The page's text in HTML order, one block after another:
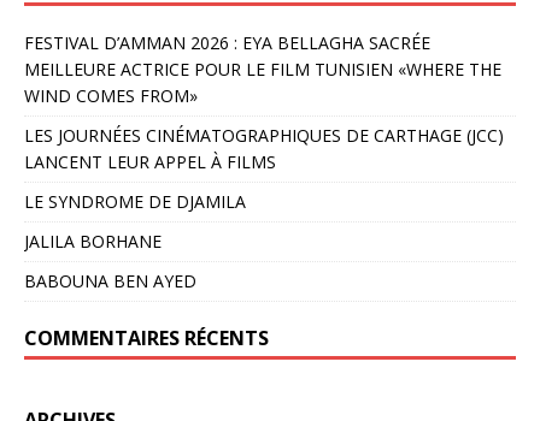
FESTIVAL D’AMMAN 2026 : EYA BELLAGHA SACRÉE
MEILLEURE ACTRICE POUR LE FILM TUNISIEN «WHERE THE
WIND COMES FROM»
LES JOURNÉES CINÉMATOGRAPHIQUES DE CARTHAGE (JCC)
LANCENT LEUR APPEL À FILMS
LE SYNDROME DE DJAMILA
JALILA BORHANE
BABOUNA BEN AYED
COMMENTAIRES RÉCENTS